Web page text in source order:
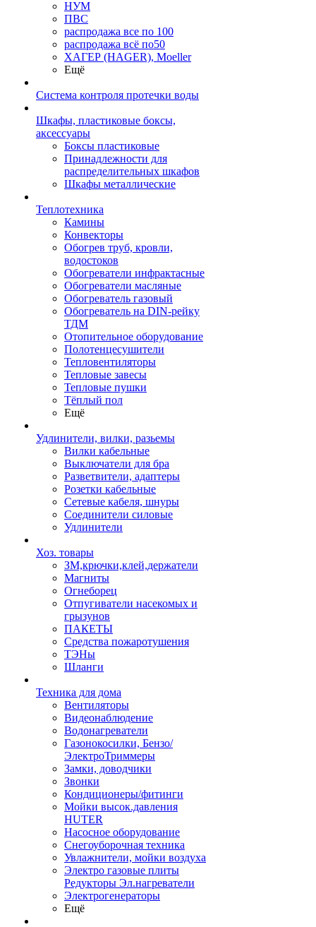
НУМ
ПВС
распродажа все по 100
распродажа всё по50
ХАГЕР (HAGER), Moeller
Ещё
Система контроля протечки воды
Шкафы, пластиковые боксы,
аксессуары
Боксы пластиковые
Принадлежности для
распределительных шкафов
Шкафы металлические
Теплотехника
Камины
Конвекторы
Обогрев труб, кровли,
водостоков
Обогреватели инфрактасные
Обогреватели масляные
Обогреватель газовый
Обогреватель на DIN-рейку
ТДМ
Отопительное оборудование
Полотенцесушители
Тепловентиляторы
Тепловые завесы
Тепловые пушки
Тёплый пол
Ещё
Удлинители, вилки, разьемы
Вилки кабельные
Выключатели для бра
Разветвители, адаптеры
Розетки кабельные
Сетевые кабеля, шнуры
Соединители силовые
Удлинители
Хоз. товары
ЗМ,крючки,клей,держатели
Магниты
Огнеборец
Отпугиватели насекомых и
грызунов
ПАКЕТЫ
Средства пожаротушения
ТЭНы
Шланги
Техника для дома
Вентиляторы
Видеонаблюдение
Водонагреватели
Газонокосилки, Бензо/
ЭлектроТриммеры
Замки, доводчики
Звонки
Кондиционеры/фитинги
Мойки высок.давления
HUTER
Насосное оборудование
Снегоуборочная техника
Увлажнители, мойки воздуха
Электро газовые плиты
Редукторы Эл.нагреватели
Электрогенераторы
Ещё